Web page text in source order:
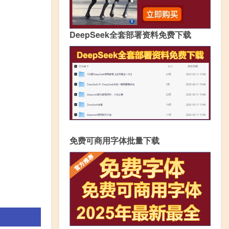
DeepSeek全套部署资料免费下载
免费可商用字体批量下载